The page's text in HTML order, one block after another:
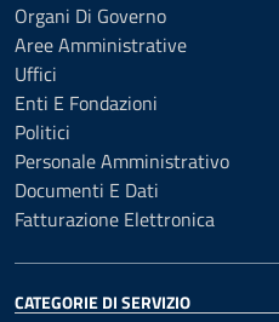
Organi Di Governo
Aree Amministrative
Uffici
Enti E Fondazioni
Politici
Personale Amministrativo
Documenti E Dati
Fatturazione Elettronica
CATEGORIE DI SERVIZIO